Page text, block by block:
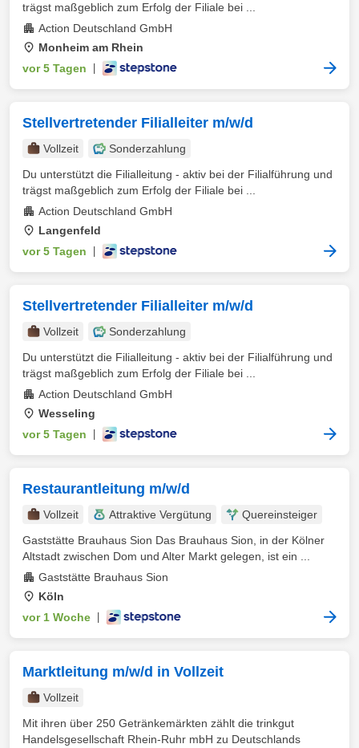
trägst maßgeblich zum Erfolg der Filiale bei ...
Action Deutschland GmbH
Monheim am Rhein
vor 5 Tagen
Stellvertretender Filialleiter m/w/d
Vollzeit
Sonderzahlung
Du unterstützt die Filialleitung - aktiv bei der Filialführung und
trägst maßgeblich zum Erfolg der Filiale bei ...
Action Deutschland GmbH
Langenfeld
vor 5 Tagen
Stellvertretender Filialleiter m/w/d
Vollzeit
Sonderzahlung
Du unterstützt die Filialleitung - aktiv bei der Filialführung und
trägst maßgeblich zum Erfolg der Filiale bei ...
Action Deutschland GmbH
Wesseling
vor 5 Tagen
Restaurantleitung m/w/d
Vollzeit Attraktive Vergütung
Quereinsteiger
Gaststätte Brauhaus Sion Das Brauhaus Sion, in der Kölner
Altstadt zwischen Dom und Alter Markt gelegen, ist ein ...
Gaststätte Brauhaus Sion
Köln
vor 1 Woche
Marktleitung m/w/d in Vollzeit
Vollzeit
Mit ihren über 250 Getränkemärkten zählt die trinkgut
Handelsgesellschaft Rhein-Ruhr mbH zu Deutschlands